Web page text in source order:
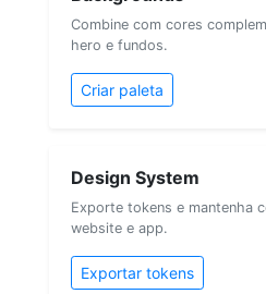
Combine com cores
hero e fundos.
Criar paleta
Design System
Exporte tokens e mantenha
website e app.
Exportar tokens